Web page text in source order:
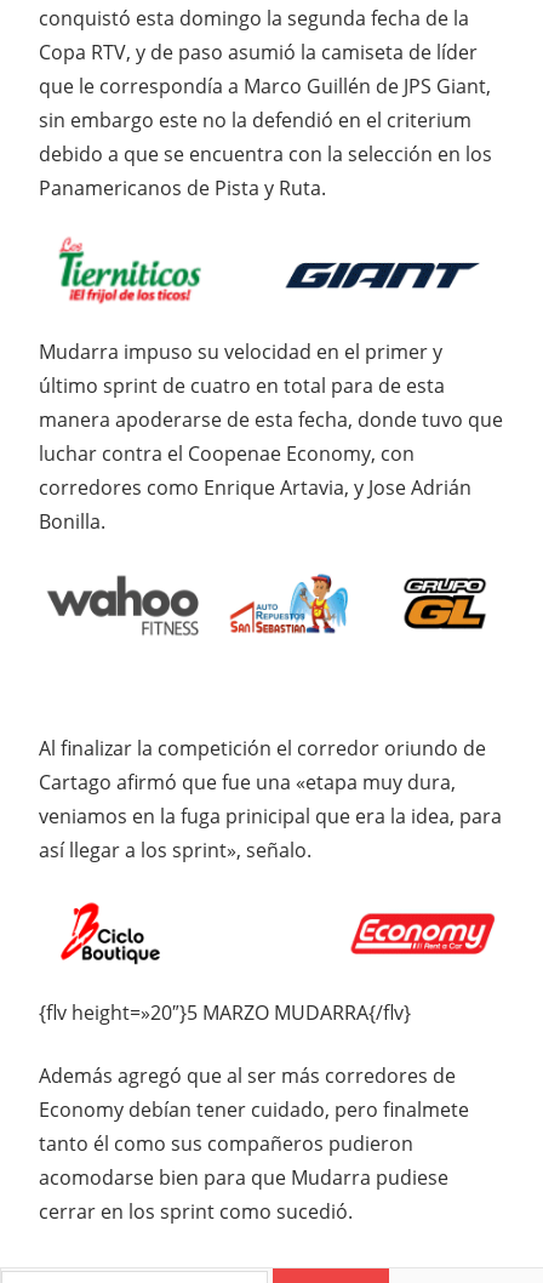
conquistó esta domingo la segunda fecha de la
Copa RTV, y de paso asumió la camiseta de líder
que le correspondía a Marco Guillén de JPS Giant,
sin embargo este no la defendió en el criterium
debido a que se encuentra con la selección en los
Panamericanos de Pista y Ruta.
Mudarra impuso su velocidad en el primer y
último sprint de cuatro en total para de esta
manera apoderarse de esta fecha, donde tuvo que
luchar contra el Coopenae Economy, con
corredores como Enrique Artavia, y Jose Adrián
Bonilla.
Al finalizar la competición el corredor oriundo de
Cartago afirmó que fue una «etapa muy dura,
veniamos en la fuga prinicipal que era la idea, para
así llegar a los sprint», señalo.
{flv height=»20″}5 MARZO MUDARRA{/flv}
Además agregó que al ser más corredores de
Economy debían tener cuidado, pero finalmete
tanto él como sus compañeros pudieron
acomodarse bien para que Mudarra pudiese
cerrar en los sprint como sucedió.